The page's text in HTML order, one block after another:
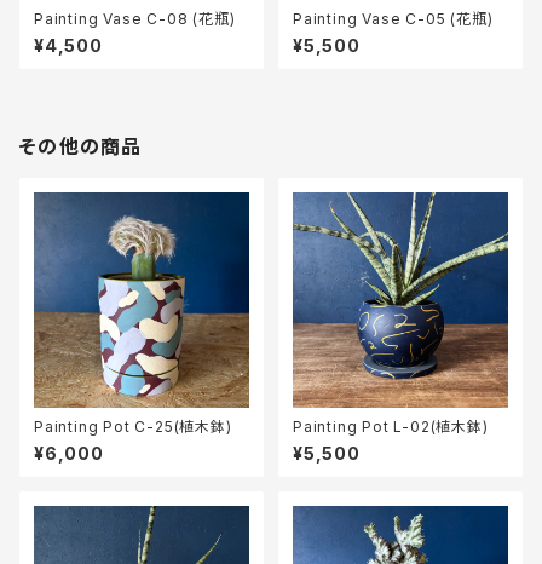
Painting Vase C-08 (花瓶)
¥4,500
Painting Vase C-05 (花瓶)
¥5,500
その他の商品
Painting Pot C-25(植木鉢)
¥6,000
Painting Pot L-02(植木鉢)
¥5,500